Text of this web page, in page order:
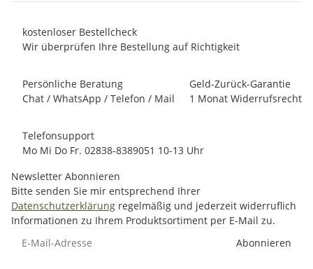
kostenloser Bestellcheck
Wir überprüfen Ihre Bestellung auf Richtigkeit
Persönliche Beratung
Chat / WhatsApp / Telefon / Mail
Geld-Zurück-Garantie
1 Monat Widerrufsrecht
Telefonsupport
Mo Mi Do Fr. 02838-8389051 10-13 Uhr
Newsletter Abonnieren
Bitte senden Sie mir entsprechend Ihrer
Datenschutzerklärung regelmäßig und jederzeit widerruflich
Informationen zu Ihrem Produktsortiment per E-Mail zu.
Abonnieren